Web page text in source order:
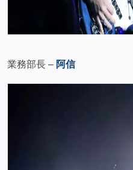
業務部長 – 阿信